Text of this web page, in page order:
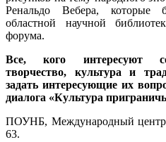
Ренальдо Вебера, которые
областной научной
форума.
Все, кого интересуют
творчество, культура и
задать интересующие их
диалога «Культура
ПОУНБ, Международный
63.